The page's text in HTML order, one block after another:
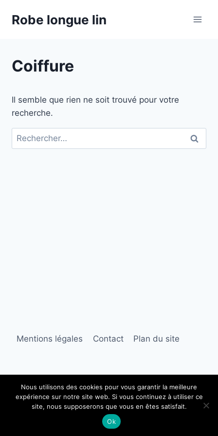
Robe longue lin
Coiffure
Il semble que rien ne soit trouvé pour votre
recherche.
Rechercher :
Mentions légales Contact Plan du site
© 2026 Robe longue lin
Nous utilisons des cookies pour vous garantir la meilleure
expérience sur notre site web. Si vous continuez à utiliser ce
site, nous supposerons que vous en êtes satisfait.
Ok